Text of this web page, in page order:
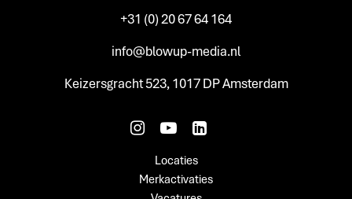
+31 (0) 20 67 64 164
info@blowup-media.nl
Keizersgracht 523, 1017 DP Amsterdam
Locaties
Merkactivaties